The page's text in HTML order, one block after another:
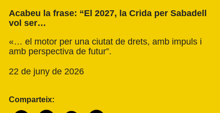
Acabeu la frase: “El 2027, la Crida per Sabadell
vol ser…
«… el motor per una ciutat de drets, amb impuls i
amb perspectiva de futur”.
22 de juny de 2026
Comparteix: